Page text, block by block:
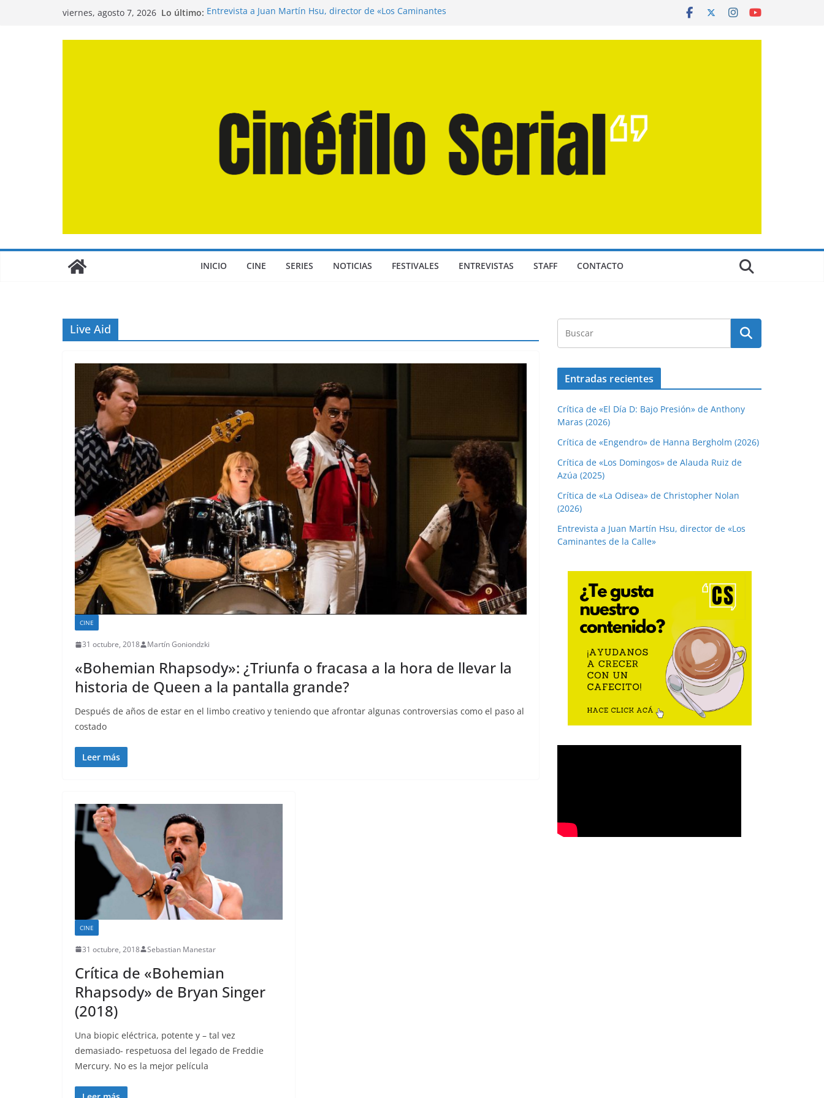
viernes, agosto 7, 2026 Lo último: Entrevista a Juan Martín Hsu, director de «Los Caminantes
INICIO CINE SERIES NOTICIAS FESTIVALES ENTREVISTAS STAFF CONTACTO
Live Aid
CINE
31 octubre, 2018 Martín Goniondzki
«Bohemian Rhapsody»: ¿Triunfa o fracasa a la hora de llevar la
historia de Queen a la pantalla grande?
Después de años de estar en el limbo creativo y teniendo que afrontar algunas controversias como el paso al
costado
Leer más
CINE
31 octubre, 2018 Sebastian Manestar
Crítica de «Bohemian
Rhapsody» de Bryan Singer
(2018)
Una biopic eléctrica, potente y – tal vez
demasiado- respetuosa del legado de Freddie
Mercury. No es la mejor película
Entradas recientes
Crítica de «El Día D: Bajo Presión» de Anthony
Maras (2026)
Crítica de «Engendro» de Hanna Bergholm (2026)
Crítica de «Los Domingos» de Alauda Ruiz de
Azúa (2025)
Crítica de «La Odisea» de Christopher Nolan
(2026)
Entrevista a Juan Martín Hsu, director de «Los
Caminantes de la Calle»